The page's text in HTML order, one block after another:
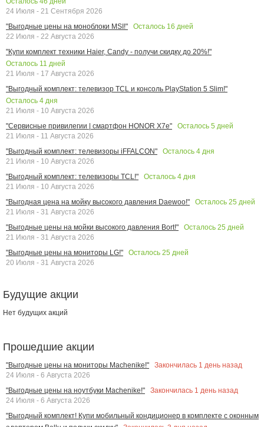
24 Июля - 21 Сентября 2026
"Выгодные цены на моноблоки MSI!"
Осталось 16 дней
22 Июля - 22 Августа 2026
"Купи комплект техники Haier, Candy - получи скидку до 20%!"
Осталось 11 дней
21 Июля - 17 Августа 2026
"Выгодный комплект: телевизор TCL и консоль PlayStation 5 Slim!"
Осталось 4 дня
21 Июля - 10 Августа 2026
"Сервисные привилегии | смартфон HONOR X7e"
Осталось 5 дней
21 Июля - 11 Августа 2026
"Выгодный комплект: телевизоры iFFALCON"
Осталось 4 дня
21 Июля - 10 Августа 2026
"Выгодный комплект: телевизоры TCL!"
Осталось 4 дня
21 Июля - 10 Августа 2026
"Выгодная цена на мойку высокого давления Daewoo!"
Осталось 25 дней
21 Июля - 31 Августа 2026
"Выгодные цены на мойки высокого давления Bort!"
Осталось 25 дней
21 Июля - 31 Августа 2026
"Выгодные цены на мониторы LG!"
Осталось 25 дней
20 Июля - 31 Августа 2026
Будущие акции
Нет будущих акций
Прошедшие акции
"Выгодные цены на мониторы Machenike!" Закончилась 1 день назад
24 Июля - 6 Августа 2026
"Выгодные цены на ноутбуки Machenike!"
Закончилась 1 день назад
24 Июля - 6 Августа 2026
"Выгодный комплект! Купи мобильный кондиционер в комплекте с оконным